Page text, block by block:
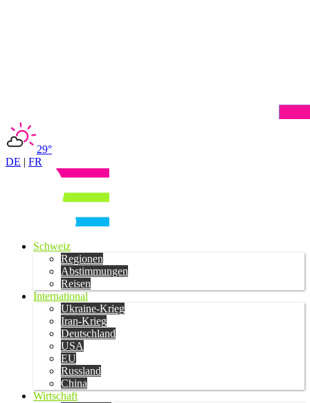
29°
DE | FR
Schweiz
Regionen
Abstimmungen
Reisen
International
Ukraine-Krieg
Iran-Krieg
Deutschland
USA
EU
Russland
China
Wirtschaft